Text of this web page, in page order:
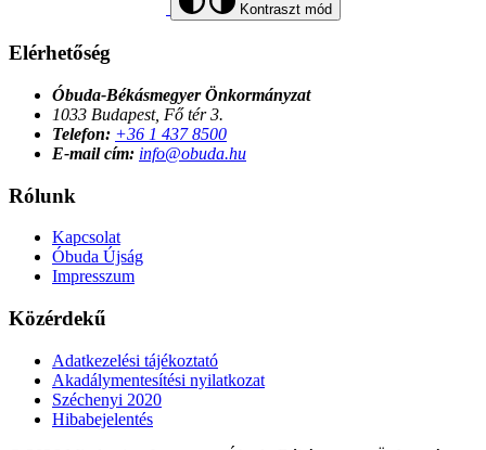
Kontraszt mód
Elérhetőség
Óbuda-Békásmegyer Önkormányzat
1033 Budapest, Fő tér 3.
Telefon: +36 1 437 8500
E-mail cím: info@obuda.hu
Rólunk
Kapcsolat
Óbuda Újság
Impresszum
Közérdekű
Adatkezelési tájékoztató
Akadálymentesítési nyilatkozat
Széchenyi 2020
Hibabejelentés